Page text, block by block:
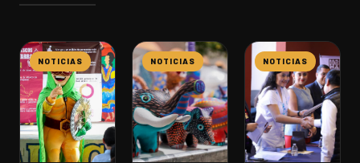
NOTICIAS NOTICIAS NOTICIAS